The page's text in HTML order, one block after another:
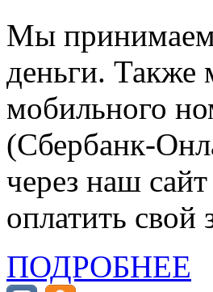
Мы принимаем
деньги. Также
мобильного
(Сбербанк-
через наш
оплатить свой
ПОДРОБНЕЕ